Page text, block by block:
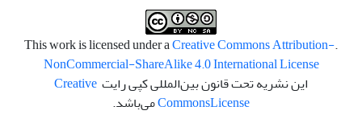
.This work is licensed under a
Creative Commons Attribution-
NonCommercial-ShareAlike 4.0 International License
این نشریه تحت قانون بین‌المللی کپی رایت Creative
CommonsLicense می‌باشد.